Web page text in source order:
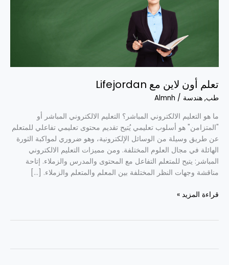
تعلم أون لاين مع Lifejordan
طب, هندسة /
Almnh
ما هو التعليم الالكتروني المباشر؟ التعليم الالكتروني المباشر أو
"المتزامن" هو أسلوب تعليمي يُتيح تقديم محتوى تعليمي تفاعلي للمتعلم
عن طريق وسيلة من الوسائل الإلكترونية، وهو ضروري لمواكبة الثورة
الهائلة في مجال العلوم المختلفة. ومن مميزات التعليم الالكتروني
المباشر: يتيح للمتعلم التفاعل مع المحتوى والمدرس والزملاء. إتاحة
مناقشة وجهات النظر المختلفة بين المعلم والمتعلم والزملاء. […]
قراءة المزيد »